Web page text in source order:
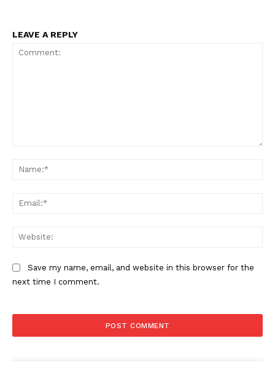
LEAVE A REPLY
Save my name, email, and website in this browser for the
next time I comment.